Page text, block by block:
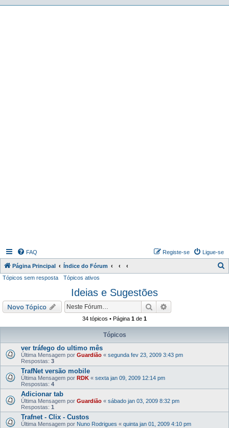
FAQ Ligue-se
Registe-se
Página Principal Índice do Fórum
i
Tópicos sem resposta Tópicos ativos
Ideias e Sugestões
Novo Tópico Pesquisar
34 tópicos • Página 1 de 1
Tópicos
ver tráfego do ultimo mês
Última Mensagem por Guardião « segunda fev 23, 2009 3:43 pm
Respostas: 3
TrafNet versão mobile
Última Mensagem por RDK « sexta jan 09, 2009 12:14 pm
Respostas: 4
Adicionar tab
Última Mensagem por Guardião « sábado jan 03, 2009 8:32 pm
Respostas: 1
Trafnet - Clix - Custos
Última Mensagem por Nuno Rodrigues « quinta jan 01, 2009 4:10 pm